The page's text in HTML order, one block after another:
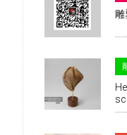
雕